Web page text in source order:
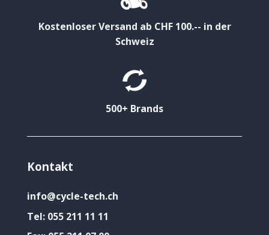
Kostenloser Versand ab CHF 100.-- in der
Schweiz
500+ Brands
Kontakt
info@cycle-tech.ch
Tel: 055 211 11 11